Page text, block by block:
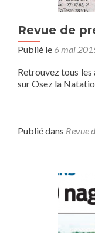
Revue de
Publié le 6 mai
Retrouvez tous
sur Osez la
Publié dans Revue